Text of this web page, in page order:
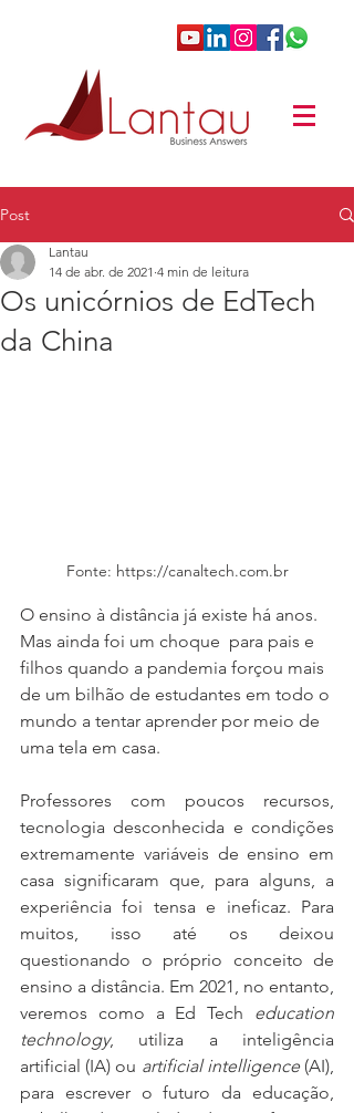
Post
Os unicórnios de EdTech
da China
Lantau
14 de abr. de 2021 4 min de leitura
Fonte: https://canaltech.com.br
O ensino à distância já existe há anos.
Mas ainda foi um choque  para pais e
filhos quando a pandemia forçou mais
de um bilhão de estudantes em todo o
mundo a tentar aprender por meio de
uma tela em casa.
Professores com poucos recursos,
tecnologia desconhecida e condições
extremamente variáveis ​​de ensino em
casa significaram que, para alguns, a
experiência foi tensa e ineficaz. Para
muitos, isso até os deixou
questionando o próprio conceito de
ensino a distância. Em 2021, no entanto,
veremos como a Ed Tech education
technology, utiliza a inteligência
artificial (IA) ou artificial intelligence (AI),
para escrever o futuro da educação,